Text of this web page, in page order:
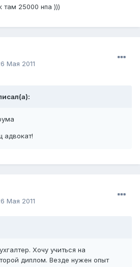
там 25000 нпа )))
Мая 2011
адвокат!
Мая 2011
Хочу учиться на
диплом. Везде нужен опыт